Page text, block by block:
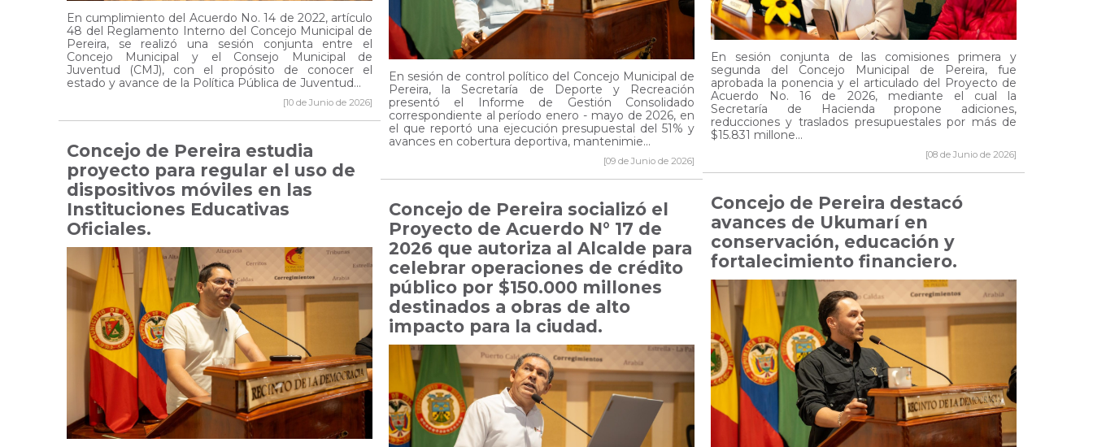
En cumplimiento del Acuerdo No. 14 de 2022, artículo
48 del Reglamento Interno del Concejo Municipal de
Pereira, se realizó una sesión conjunta entre el
Concejo Municipal y el Consejo Municipal de
Juventud (CMJ), con el propósito de conocer el
estado y avance de la Política Pública de Juventud...
[10 de Junio de 2026]
En sesión de control político del Concejo Municipal de
Pereira, la Secretaría de Deporte y Recreación
presentó el Informe de Gestión Consolidado
correspondiente al período enero - mayo de 2026, en
el que reportó una ejecución presupuestal del 51% y
avances en cobertura deportiva, mantenimie...
[09 de Junio de 2026]
En sesión conjunta de las comisiones primera y
segunda del Concejo Municipal de Pereira, fue
aprobada la ponencia y el articulado del Proyecto de
Acuerdo No. 16 de 2026, mediante el cual la
Secretaría de Hacienda propone adiciones,
reducciones y traslados presupuestales por más de
$15.831 millone...
[08 de Junio de 2026]
Concejo de Pereira estudia
proyecto para regular el uso de
dispositivos móviles en las
Instituciones Educativas
Oficiales.
Concejo de Pereira destacó
avances de Ukumarí en
conservación, educación y
fortalecimiento financiero.
Concejo de Pereira socializó el
Proyecto de Acuerdo N° 17 de
2026 que autoriza al Alcalde para
celebrar operaciones de crédito
público por $150.000 millones
destinados a obras de alto
impacto para la ciudad.